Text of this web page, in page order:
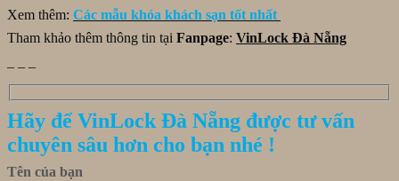
Xem thêm: Các mẫu khóa khách sạn tốt nhất
Tham khảo thêm thông tin tại Fanpage: VinLock Đà Nẵng
Hãy để VinLock Đà Nẵng được tư vấn
chuyên sâu hơn cho bạn nhé !
Tên của bạn